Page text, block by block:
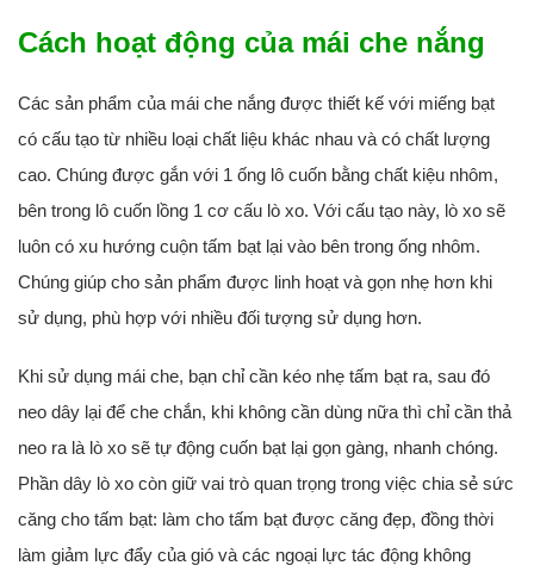
Cách hoạt động của mái che nắng
Các sản phẩm của mái che nắng được thiết kế với miếng bạt
có cấu tạo từ nhiều loại chất liệu khác nhau và có chất lượng
cao. Chúng được gắn với 1 ống lô cuốn bằng chất kiệu nhôm,
bên trong lô cuốn lồng 1 cơ cấu lò xo. Với cấu tạo này, lò xo sẽ
luôn có xu hướng cuộn tấm bạt lại vào bên trong ống nhôm.
Chúng giúp cho sản phẩm được linh hoạt và gọn nhẹ hơn khi
sử dụng, phù hợp với nhiều đối tượng sử dụng hơn.
Khi sử dụng mái che, bạn chỉ cần kéo nhẹ tấm bạt ra, sau đó
neo dây lại để che chắn, khi không cần dùng nữa thì chỉ cần thả
neo ra là lò xo sẽ tự động cuốn bạt lại gọn gàng, nhanh chóng.
Phần dây lò xo còn giữ vai trò quan trọng trong việc chia sẻ sức
căng cho tấm bạt: làm cho tấm bạt được căng đẹp, đồng thời
làm giảm lực đẩy của gió và các ngoại lực tác động không